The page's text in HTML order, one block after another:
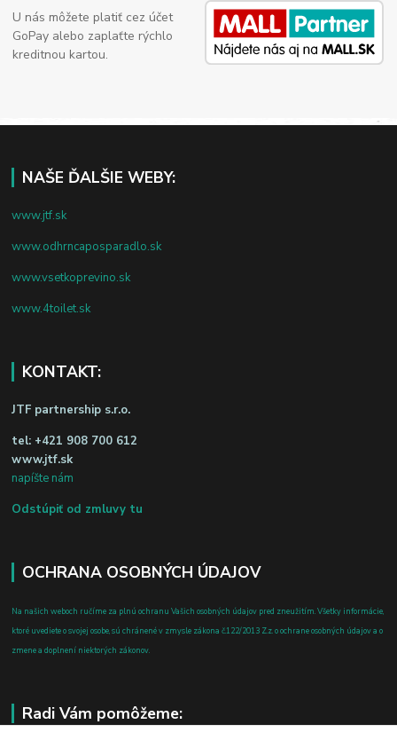
U nás môžete platiť cez účet
GoPay alebo zaplaťte rýchlo
kreditnou kartou.
NAŠE ĎALŠIE WEBY:
www.jtf.sk
www.odhrncaposparadlo.sk
www.vsetkoprevino.sk
www.4toilet.sk
KONTAKT:
JTF partnership s.r.o.
tel: +421 908 700 612
www.jtf.sk
napíšte nám
Odstúpiť od zmluvy tu
OCHRANA OSOBNÝCH ÚDAJOV
Na našich weboch ručíme za plnú ochranu Vašich osobných údajov pred zneužitím. Všetky informácie,
ktoré uvediete o svojej osobe, sú chránené v zmysle zákona č.122/2013 Z.z. o ochrane osobných údajov a o
zmene a doplnení niektorých zákonov.
Radi Vám pomôžeme: